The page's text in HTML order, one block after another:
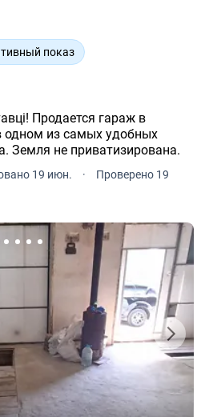
показ
в
одном из самых удобных
Виставка. Земля не приватизирована.
19 июн. ·
Проверено 19